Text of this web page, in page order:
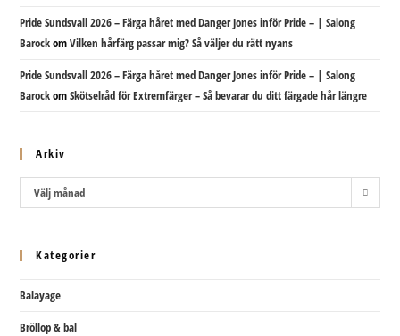
Pride Sundsvall 2026 – Färga håret med Danger Jones inför Pride – | Salong
BarockomVilken hårfärg passar mig? Så väljer du rätt nyans
Pride Sundsvall 2026 – Färga håret med Danger Jones inför Pride – | Salong
BarockomSkötselråd för Extremfärger – Så bevarar du ditt färgade hår längre
Arkiv
ArkivVälj månad
Kategorier
Balayage
Bröllop & bal